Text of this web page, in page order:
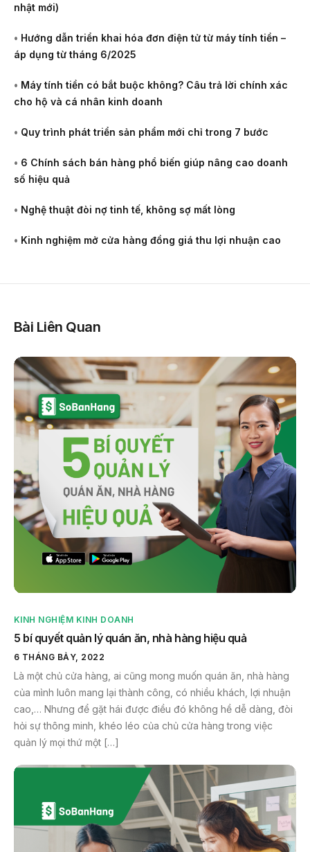
nhật mới)
• Hướng dẫn triển khai hóa đơn điện tử từ máy tính tiền –
áp dụng từ tháng 6/2025
• Máy tính tiền có bắt buộc không? Câu trả lời chính xác
cho hộ và cá nhân kinh doanh
• Quy trình phát triển sản phẩm mới chỉ trong 7 bước
• 6 Chính sách bán hàng phổ biến giúp nâng cao doanh
số hiệu quả
• Nghệ thuật đòi nợ tinh tế, không sợ mất lòng
• Kinh nghiệm mở cửa hàng đồng giá thu lợi nhuận cao
Bài Liên Quan
KINH NGHIỆM KINH DOANH
5 bí quyết quản lý quán ăn, nhà hàng hiệu quả
6 THÁNG BẢY, 2022
Là một chủ cửa hàng, ai cũng mong muốn quán ăn, nhà hàng
của mình luôn mang lại thành công, có nhiều khách, lợi nhuận
cao,… Nhưng để gặt hái được điều đó không hề dễ dàng, đòi
hỏi sự thông minh, khéo léo của chủ cửa hàng trong việc
quản lý mọi thứ một […]